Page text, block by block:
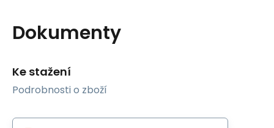
Dokumenty
Ke stažení
Podrobnosti o zboží